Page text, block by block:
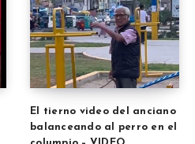
El tierno video del anciano
balanceando al perro en el